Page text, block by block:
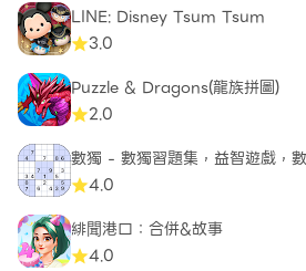
LINE: Disney Tsum Tsum
3.0
Puzzle & Dragons(龍族拼圖)
2.0
數獨 - 數獨習題集，益智遊戲，
4.0
緋聞港口：合併&故事
4.0